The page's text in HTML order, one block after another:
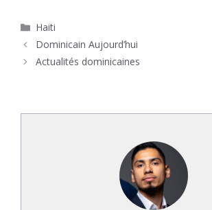
Catégories
Haiti
Dominicain Aujourd’hui
Actualités dominicaines